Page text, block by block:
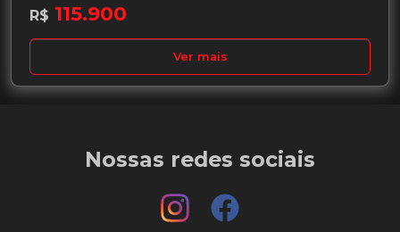
R$ 115.900
Ver mais
Nossas redes sociais